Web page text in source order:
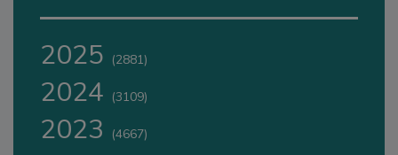
2025 (2881)
2024 (3109)
2023 (4667)